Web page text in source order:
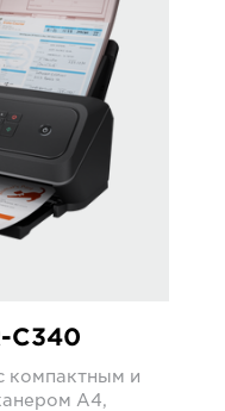
C340
компактным и
A4,